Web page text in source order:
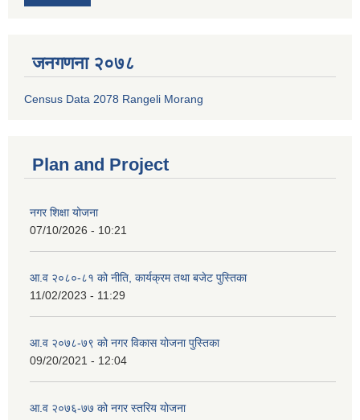
जनगणना २०७८
Census Data 2078 Rangeli Morang
Plan and Project
नगर शिक्षा योजना
07/10/2026 - 10:21
आ.व २०८०-८१ को नीति, कार्यक्रम तथा बजेट पुस्तिका
11/02/2023 - 11:29
आ.व २०७८-७९ को नगर विकास योजना पुस्तिका
09/20/2021 - 12:04
आ.व २०७६-७७ को नगर स्तरिय योजना